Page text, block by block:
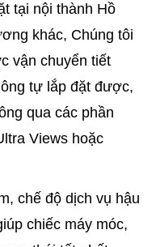
tại nội thành Hồ
khác, Chúng tôi
vận chuyển tiết
tự lắp đặt được,
qua các phần
Views hoặc
chế độ dịch vụ hậu
chiếc máy móc,